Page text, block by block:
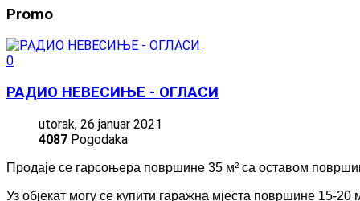
Promo
0
РАДИО НЕВЕСИЊЕ - ОГЛАСИ
utorak, 26 januar 2021
4087 Pogodaka
Продаје се гарсоњера површине 35 м² са оставом
Уз објекат могу се купити гаражна мјеста површине 15-20